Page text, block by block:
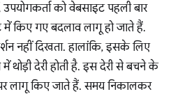
को वेबसाइट पहली बार
में किए गए बदलाव लागू हो जाते हैं.
नहीं दिखता. हालांकि, इसके लिए
थोड़ी देरी होती है. इस देरी से बचने के
लागू किए जाते हैं. समय निकालकर